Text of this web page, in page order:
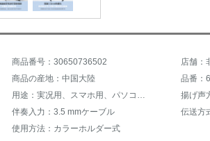
商品番号：30650736502
店舗：
商品の産地：中国大陸
品番：
用途：実况用、スマホ用、パソコン用、会议用、录音用、ゲーム音声、カードセット、外放歌
揚げ声
伴奏入力：3.5 mmケーブル
伝送方
使用方法：カラーホルダー式